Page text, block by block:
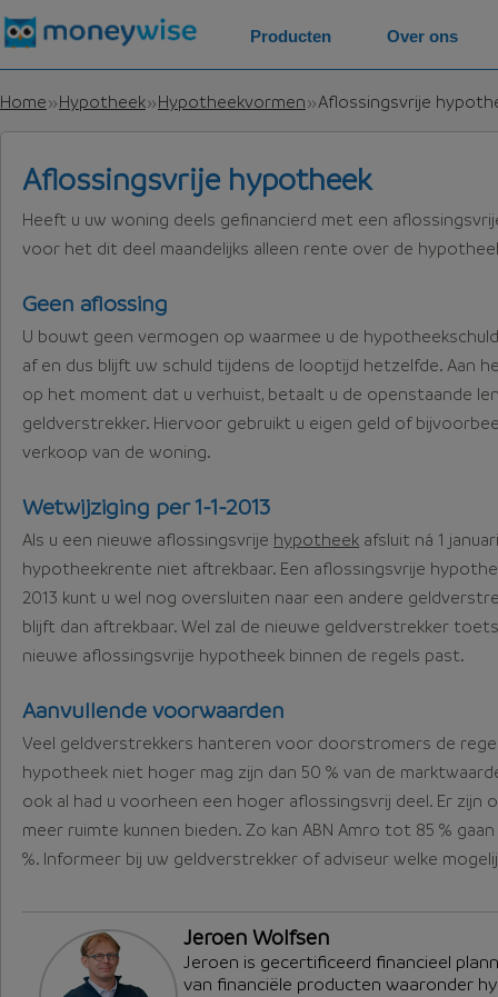
Home Hypotheek Hypotheekvormen Aflossingsvrije
Aflossingsvrije hypotheek
Heeft u uw woning deels gefinancierd met een
voor het dit deel maandelijks alleen rente over de
Geen aflossing
U bouwt geen vermogen op waarmee u de
af en dus blijft uw schuld tijdens de looptijd hetzelfde. Aan
op het moment dat u verhuist, betaalt u de openstaande
geldverstrekker. Hiervoor gebruikt u eigen geld of
verkoop van de woning.
Wetwijziging per 1-1-2013
Als u een nieuwe aflossingsvrije hypotheek afsluit ná 1
hypotheekrente niet aftrekbaar. Een aflossingsvrije
2013 kunt u wel nog oversluiten naar een andere
blijft dan aftrekbaar. Wel zal de nieuwe geldverstrekker
nieuwe aflossingsvrije hypotheek binnen de regels past.
Aanvullende voorwaarden
Veel geldverstrekkers hanteren voor doorstromers de
hypotheek niet hoger mag zijn dan 50 % van de
ook al had u voorheen een hoger aflossingsvrij deel. Er zijn
meer ruimte kunnen bieden. Zo kan ABN Amro tot 85 %
%. Informeer bij uw geldverstrekker of adviseur welke
Jeroen Wolfsen
Jeroen is gecertificeerd financieel
van financiële producten waaronder
Producten Over ons